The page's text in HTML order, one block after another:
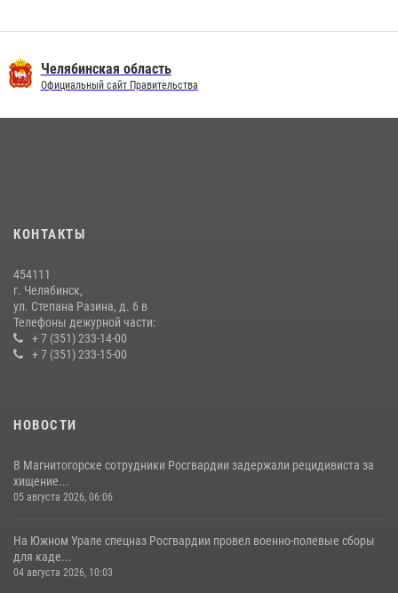
Челябинская область
Официальный сайт Правительства
КОНТАКТЫ
454111
г. Челябинск,
ул. Степана Разина, д. 6 в
Телефоны дежурной части:
+ 7 (351) 233-14-00
+ 7 (351) 233-15-00
НОВОСТИ
В Магнитогорске сотрудники Росгвардии задержали рецидивиста за
хищение...
05 августа 2026, 06:06
На Южном Урале спецназ Росгвардии провел военно-полевые сборы
для каде...
04 августа 2026, 10:03